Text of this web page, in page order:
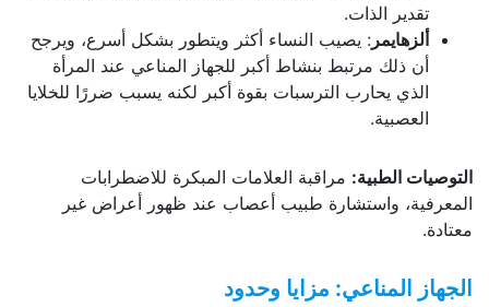
تقدير الذات.
ألزهايمر : يصيب النساء أكثر ويتطور بشكل أسرع، ويرجح
أن ذلك مرتبط بنشاط أكبر للجهاز المناعي عند المرأة
الذي يحارب الترسبات بقوة أكبر لكنه يسبب ضررًا للخلايا
العصبية.
التوصيات الطبية: مراقبة العلامات المبكرة للاضطرابات
المعرفية، واستشارة طبيب أعصاب عند ظهور أعراض غير
معتادة.
الجهاز المناعي: مزايا وحدود